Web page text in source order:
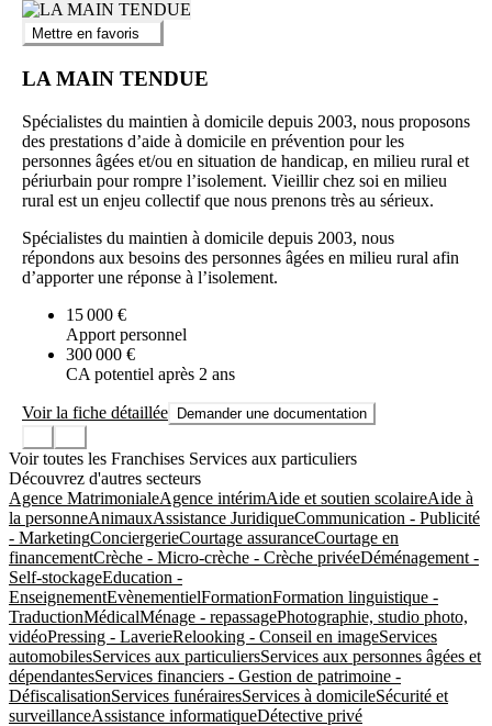
Mettre en favoris
LA MAIN TENDUE
Spécialistes du maintien à domicile depuis 2003, nous proposons
des prestations d’aide à domicile en prévention pour les
personnes âgées et/ou en situation de handicap, en milieu rural et
périurbain pour rompre l’isolement. Vieillir chez soi en milieu
rural est un enjeu collectif que nous prenons très au sérieux.
Spécialistes du maintien à domicile depuis 2003, nous
répondons aux besoins des personnes âgées en milieu rural afin
d’apporter une réponse à l’isolement.
15 000 €
Apport personnel
300 000 €
CA potentiel après 2 ans
Voir la fiche détaillée Demander une documentation
Voir toutes les Franchises Services aux particuliers
Découvrez d'autres secteurs
Agence MatrimonialeAgence intérimAide et soutien scolaireAide à
la personneAnimauxAssistance JuridiqueCommunication - Publicité
- MarketingConciergerieCourtage assuranceCourtage en
financementCrèche - Micro-crèche - Crèche privéeDéménagement -
Self-stockageEducation -
EnseignementEvènementielFormationFormation linguistique -
TraductionMédicalMénage - repassagePhotographie, studio photo,
vidéoPressing - LaverieRelooking - Conseil en imageServices
automobilesServices aux particuliersServices aux personnes âgées et
dépendantesServices financiers - Gestion de patrimoine -
DéfiscalisationServices funérairesServices à domicileSécurité et
surveillanceAssistance informatiqueDétective privé